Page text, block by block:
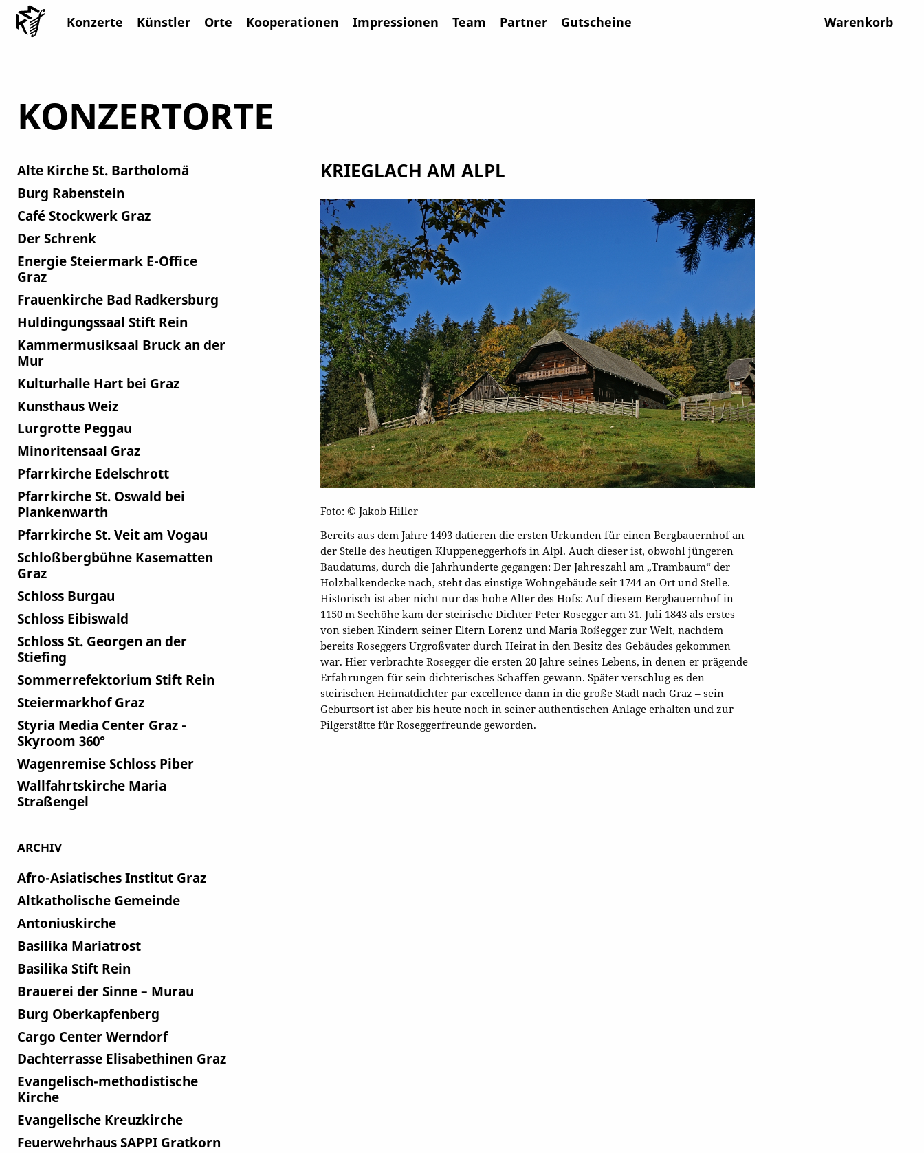
Konzerte Künstler Orte Kooperationen Impressionen Team Partner Gutscheine Warenkorb
KONZERTORTE
Alte Kirche St. Bartholomä
Burg Rabenstein
Café Stockwerk Graz
Der Schrenk
Energie Steiermark E-Office
Graz
Frauenkirche Bad Radkersburg
Huldingungssaal Stift Rein
Kammermusiksaal Bruck an der
Mur
Kulturhalle Hart bei Graz
Kunsthaus Weiz
Lurgrotte Peggau
Minoritensaal Graz
Pfarrkirche Edelschrott
Pfarrkirche St. Oswald bei
Plankenwarth
Pfarrkirche St. Veit am Vogau
Schloßbergbühne Kasematten
Graz
Schloss Burgau
Schloss Eibiswald
Schloss St. Georgen an der
Stiefing
Sommerrefektorium Stift Rein
Steiermarkhof Graz
Styria Media Center Graz -
Skyroom 360°
Wagenremise Schloss Piber
Wallfahrtskirche Maria
Straßengel
ARCHIV
Afro-Asiatisches Institut Graz
Altkatholische Gemeinde
Antoniuskirche
Basilika Mariatrost
Basilika Stift Rein
Brauerei der Sinne – Murau
Burg Oberkapfenberg
Cargo Center Werndorf
Dachterrasse Elisabethinen Graz
Evangelisch-methodistische
Kirche
Evangelische Kreuzkirche
Feuerwehrhaus SAPPI Gratkorn
KRIEGLACH AM ALPL
Foto: © Jakob Hiller
Bereits aus dem Jahre 1493 datieren die ersten Urkunden für einen Bergbauernhof an
der Stelle des heutigen Kluppeneggerhofs in Alpl. Auch dieser ist, obwohl jüngeren
Baudatums, durch die Jahrhunderte gegangen: Der Jahreszahl am „Trambaum“ der
Holzbalkendecke nach, steht das einstige Wohngebäude seit 1744 an Ort und Stelle.
Historisch ist aber nicht nur das hohe Alter des Hofs: Auf diesem Bergbauernhof in
1150 m Seehöhe kam der steirische Dichter Peter Rosegger am 31. Juli 1843 als erstes
von sieben Kindern seiner Eltern Lorenz und Maria Roßegger zur Welt, nachdem
bereits Roseggers Urgroßvater durch Heirat in den Besitz des Gebäudes gekommen
war. Hier verbrachte Rosegger die ersten 20 Jahre seines Lebens, in denen er prägende
Erfahrungen für sein dichterisches Schaffen gewann. Später verschlug es den
steirischen Heimatdichter par excellence dann in die große Stadt nach Graz – sein
Geburtsort ist aber bis heute noch in seiner authentischen Anlage erhalten und zur
Pilgerstätte für Roseggerfreunde geworden.